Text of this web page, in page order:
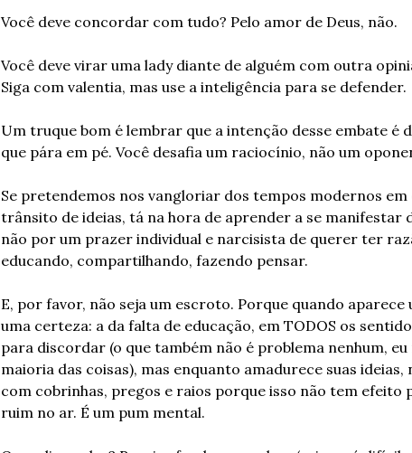
Você deve concordar com tudo? Pelo amor de Deus, não.
Você deve virar uma lady diante de alguém com outra
Siga com valentia, mas use a inteligência para se defender.
Um truque bom é lembrar que a intenção desse embate
que pára em pé. Você desafia um raciocínio, não um
Se pretendemos nos vangloriar dos tempos modernos
trânsito de ideias, tá na hora de aprender a se manifestar
não por um prazer individual e narcisista de querer ter
educando, compartilhando, fazendo pensar.
E, por favor, não seja um escroto. Porque quando
uma certeza: a da falta de educação, em TODOS os
para discordar (o que também não é problema nenhum,
maioria das coisas), mas enquanto amadurece suas
com cobrinhas, pregos e raios porque isso não tem efeito
ruim no ar. É um pum mental.